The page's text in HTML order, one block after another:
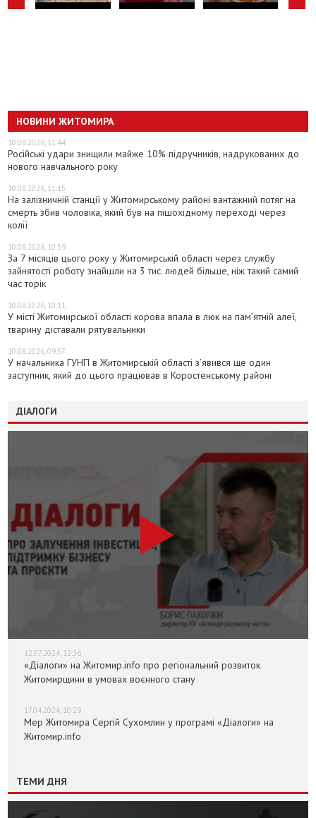
НОВИНИ ЖИТОМИРА
10.08.2026, 11:44
Російські удари знищили майже 10% підручників, надрукованих до
нового навчального року
10.08.2026, 11:15
На залізничній станції у Житомирському районі вантажний потяг на
смерть збив чоловіка, який був на пішохідному переході через
колії
10.08.2026, 10:59
За 7 місяців цього року у Житомирській області через службу
зайнятості роботу знайшли на 3 тис. людей більше, ніж такий самий
час торік
10.08.2026, 10:11
У місті Житомирської області корова впала в люк на пам’ятній алеї,
тварину діставали рятувальники
10.08.2026, 09:57
У начальника ГУНП в Житомирській області з’явився ще один
заступник, який до цього працював в Коростенському районі
ДІАЛОГИ
12.07.2024, 12:36
«Діалоги» на Житомир.info про регіональний розвиток
Житомирщини в умовах воєнного стану
17.04.2024, 10:29
Мер Житомира Сергій Сухомлин у програмі «Діалоги» на
Житомир.info
ТЕМИ ДНЯ